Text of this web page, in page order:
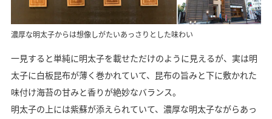
濃厚な明太子からは想像しがたいあっさりとした味わい
一見すると単純に明太子を載せただけのように見えるが、実は明
太子に白板昆布が薄く巻かれていて、昆布の旨みと下に敷かれた
味付け海苔の甘みと香りが絶妙なバランス。
明太子の上には紫蘇が添えられていて、濃厚な明太子ながらあっ